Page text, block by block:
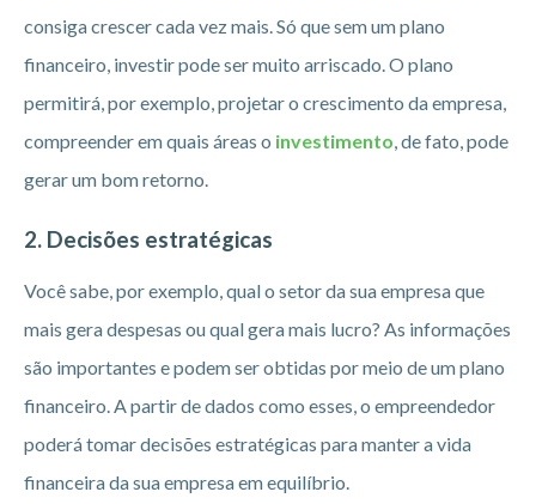
consiga crescer cada vez mais. Só que sem um plano
financeiro, investir pode ser muito arriscado. O plano
permitirá, por exemplo, projetar o crescimento da empresa,
compreender em quais áreas o investimento, de fato, pode
gerar um bom retorno.
2. Decisões estratégicas
Você sabe, por exemplo, qual o setor da sua empresa que
mais gera despesas ou qual gera mais lucro? As informações
são importantes e podem ser obtidas por meio de um plano
financeiro. A partir de dados como esses, o empreendedor
poderá tomar decisões estratégicas para manter a vida
financeira da sua empresa em equilíbrio.